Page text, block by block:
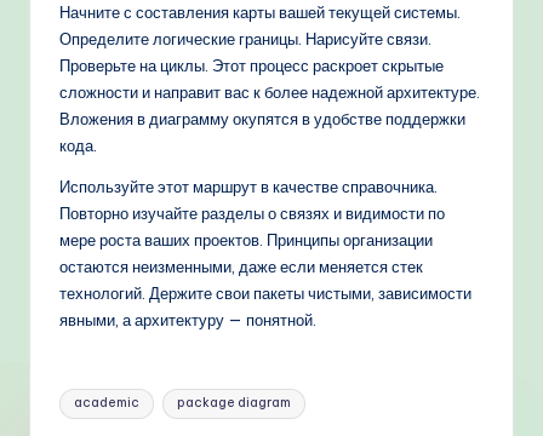
Начните с составления карты вашей текущей системы.
Определите логические границы. Нарисуйте связи.
Проверьте на циклы. Этот процесс раскроет скрытые
сложности и направит вас к более надежной архитектуре.
Вложения в диаграмму окупятся в удобстве поддержки
кода.
Используйте этот маршрут в качестве справочника.
Повторно изучайте разделы о связях и видимости по
мере роста ваших проектов. Принципы организации
остаются неизменными, даже если меняется стек
технологий. Держите свои пакеты чистыми, зависимости
явными, а архитектуру — понятной.
Метки:
academic package diagram